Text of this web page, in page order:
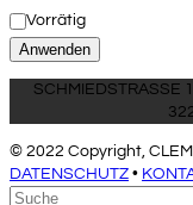
Verfügbarkeit
Vorrätig
Anwenden
SCHMIEDSTRASSE 10 ·
DATENSCHUTZ •
An
Suche